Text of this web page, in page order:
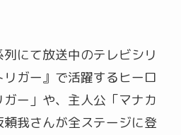
にて放送中のテレビシリ
ガー』で活躍するヒーロ
ー」や、主人公「マナカ
我さんが全ステージに登